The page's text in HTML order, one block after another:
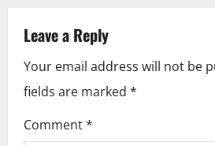
a
v
i
g
Leave a Reply
Your email address will not be
fields are marked *
Comment*